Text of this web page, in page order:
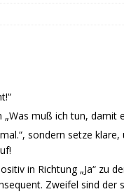
muß ich tun, damit
sondern setze klare,
in Richtung „Ja“ zu
Zweifel sind der